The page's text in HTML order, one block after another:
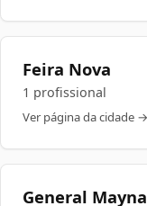
Feira Nova
1 profissional
Ver página da cidade →
General